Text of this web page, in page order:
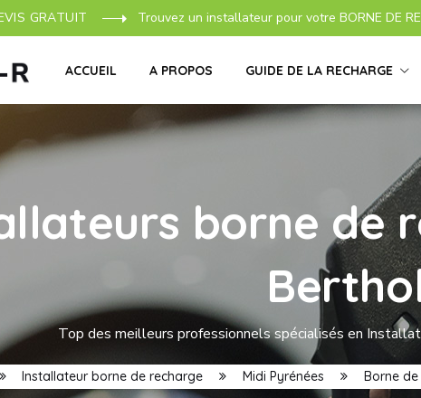
GRATUIT Trouvez un installateur pour votre BORNE DE
ACCUEIL A PROPOS GUIDE DE LA RECHARGE
borne de
Top des meilleurs professionnels spécialisés en
Installateur borne de recharge Midi Pyrénées Borne